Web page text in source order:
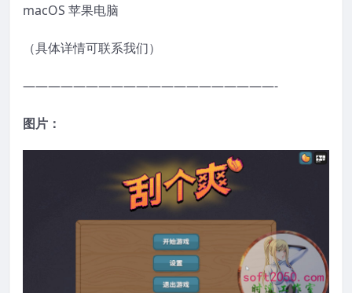
macOS 苹果电脑
（具体详情可联系我们）
————————————————————-
图片：